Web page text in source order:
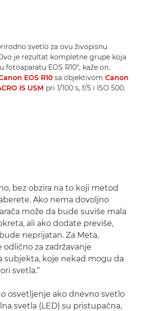
svetlo za ovu živopisnu
je rezultat kompletne grupe koja
EOS R10“, kaže on.
EOS R10 sa objektivom Canon
IS USM pri 1/100 s, f/5 i ISO 500.
bez obzira na to koji metod
Ako nema dovoljno
može da bude suviše mala
ali ako dodate previše,
neprijatan. Za Meta,
odlično za zadržavanje
subjekta, koje nekad mogu da
svetla.“
osvetljenje ako dnevno svetlo
svetla (LED) su pristupačna,